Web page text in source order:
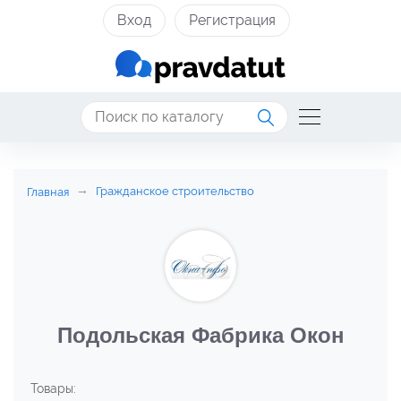
Вход Регистрация
Главная Гражданское строительство
Подольская Фабрика Окон
Товары: